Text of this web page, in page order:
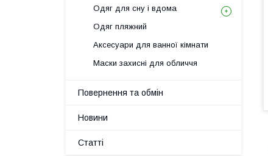
Одяг для сну і вдома
Одяг пляжний
Аксесуари для ванної кімнати
Маски захисні для обличчя
Повернення та обмін
Новини
Статті